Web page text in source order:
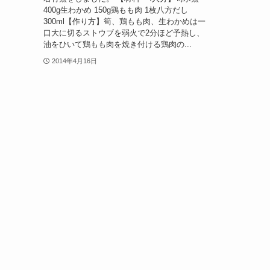
400g生わかめ 150g鶏もも肉 1枚八方だし
300ml【作り方】筍、鶏もも肉、生わかめは一
口大に切るストウブを弱火で2分ほど予熱し、
油をひいて鶏もも肉を焼き付ける鶏肉の...
2014年4月16日